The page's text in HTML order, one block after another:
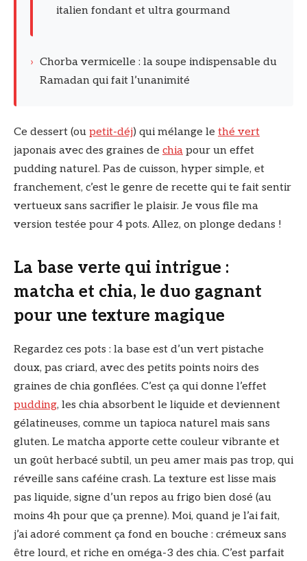
italien fondant et ultra gourmand
› Chorba vermicelle : la soupe indispensable du
Ramadan qui fait l’unanimité
Ce dessert (ou petit-déj) qui mélange le thé vert
japonais avec des graines de chia pour un effet
pudding naturel. Pas de cuisson, hyper simple, et
franchement, c’est le genre de recette qui te fait sentir
vertueux sans sacrifier le plaisir. Je vous file ma
version testée pour 4 pots. Allez, on plonge dedans !
La base verte qui intrigue :
matcha et chia, le duo gagnant
pour une texture magique
Regardez ces pots : la base est d’un vert pistache
doux, pas criard, avec des petits points noirs des
graines de chia gonflées. C’est ça qui donne l’effet
pudding, les chia absorbent le liquide et deviennent
gélatineuses, comme un tapioca naturel mais sans
gluten. Le matcha apporte cette couleur vibrante et
un goût herbacé subtil, un peu amer mais pas trop, qui
réveille sans caféine crash. La texture est lisse mais
pas liquide, signe d’un repos au frigo bien dosé (au
moins 4h pour que ça prenne). Moi, quand je l’ai fait,
j’ai adoré comment ça fond en bouche : crémeux sans
être lourd, et riche en oméga-3 des chia. C’est parfait